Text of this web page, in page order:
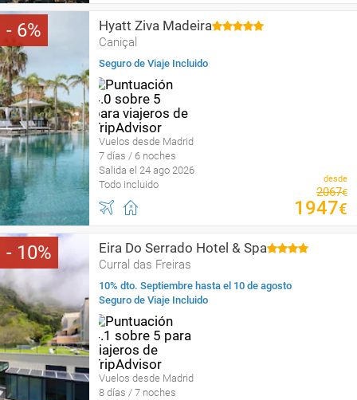
6 Hyatt Ziva Madeira
Caniçal
Seguro de Viaje Incluido
Vuelos desde Madrid
7 días / 6 noches
Salida el 24 ago 2026
Todo incluido
desde
2067€
1947€
10 Eira Do Serrado Hotel & Spa
Curral das Freiras
10% dto. Septiembre hasta el 10 de agosto
Seguro de Viaje Incluido
Vuelos desde Madrid
8 días / 7 noches